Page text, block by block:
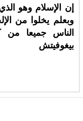
إن الإسلام وهو
وبعلم يخلوا من
الناس جميعا
بيغوفيتش